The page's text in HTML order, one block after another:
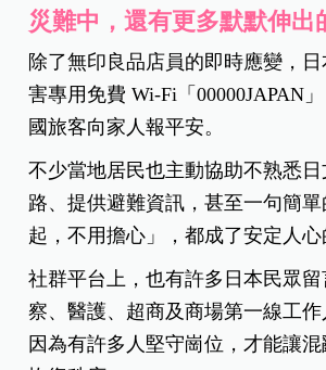
災難中，還有更多默默伸出
除了無印良品店員的即時應變，
害專用免費 Wi-Fi「00000JAPAN
國旅客向家人報平安。
不少當地居民也主動協助不熟悉
路、提供避難資訊，甚至一句簡
起，不用擔心」，都成了安定人心
社群平台上，也有許多日本民眾
察、醫護、超商及商場第一線工
因為有許多人堅守崗位，才能讓